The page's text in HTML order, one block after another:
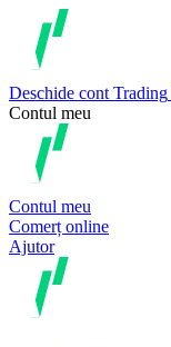
Deschide cont Trading
Contul meu
Contul meu
Comerț online
Ajutor